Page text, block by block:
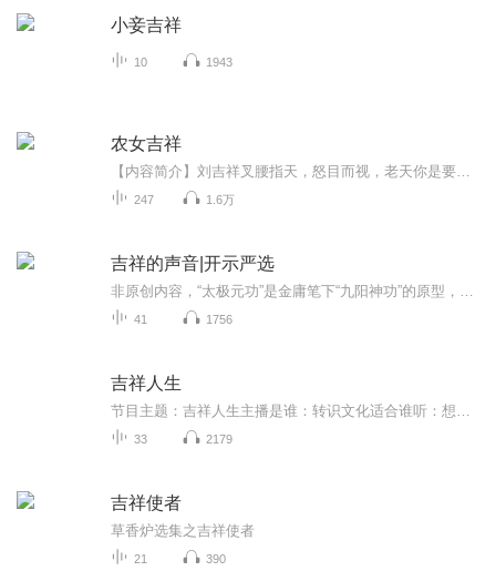
小妾吉祥
10 1943
农女吉祥
247 1.6万
吉祥的声音|开示严选
41 1756
吉祥人生
33 2179
吉祥使者
草香炉选集之吉祥使者
21 390